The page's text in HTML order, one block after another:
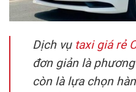
Dịch vụ taxi giá rẻ
đơn giản là
còn là lựa chọn